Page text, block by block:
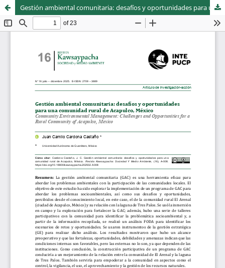
Gestión ambiental comunitaria: desafíos y oportunidades para una comunidad rural de Acapulco, México